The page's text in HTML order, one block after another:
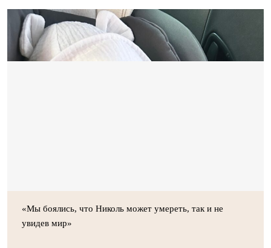
«Мы боялись, что Николь может умереть, так и не
увидев мир»